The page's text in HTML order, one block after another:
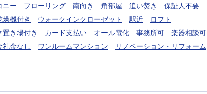
ニー フローリング 南向き 角部屋 追い焚き
保証人不要
燥機付き ウォークインクローゼット 駅近
ロフト
置き場付き カード支払い オール電化 事務所可
楽器相談可
礼金なし ワンルームマンション リノベーション・リフォーム